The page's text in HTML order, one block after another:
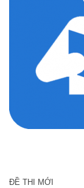
ĐỀ THI MỚI